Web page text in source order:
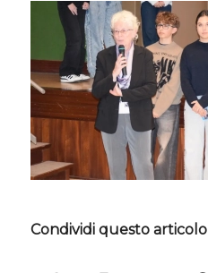
Condividi questo articolo